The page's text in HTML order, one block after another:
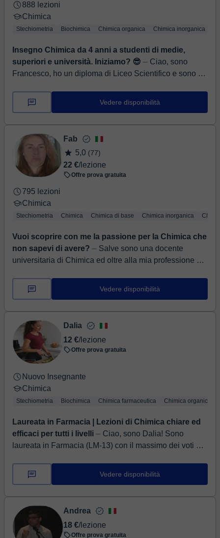
888 lezioni
Chimica
Stechiometria Biochimica Chimica organica Chimica inorganica
Insegno Chimica da 4 anni a studenti di medie,
superiori e università. Iniziamo? 😎 ⏤ Ciao, sono
Francesco, ho un diploma di Liceo Scientifico e sono un
Vedere disponibilità
Fab
5,0 (77)
22 €/lezione
Offre prova gratuita
795 lezioni
Chimica
Stechiometria Chimica Chimica di base Chimica inorganica
Vuoi scoprire con me la passione per la Chimica che
non sapevi di avere? ⏤ Salve sono una docente
universitaria di Chimica ed oltre alla mia professione ho
Se la Chimic...
Vedere disponibilità
Dalia
12 €/lezione
Offre prova gratuita
Nuovo Insegnante
Chimica
Stechiometria Biochimica Chimica farmaceutica Chimica organica
Laureata in Farmacia | Lezioni di Chimica chiare ed
efficaci per tutti i livelli ⏤ Ciao, sono Dalia! Sono
laureata in Farmacia (LM-13) con il massimo dei voti e
particolare Ch...
Vedere disponibilità
Andrea
18 €/lezione
Offre prova gratuita